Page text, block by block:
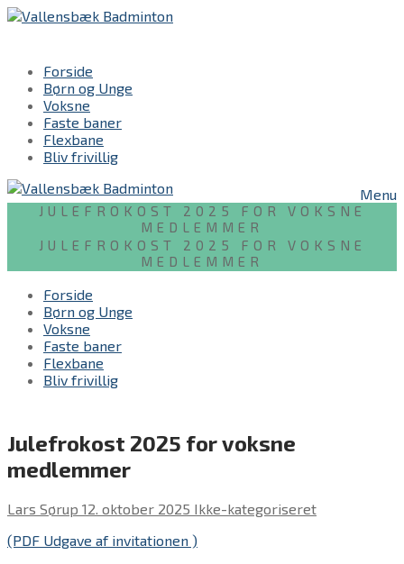
Spring
Menu
Luk
Forside
Børn og Unge
Voksne
Faste baner
Flexbane
Bliv frivillig
Menu
JULEFROKOST 2025 FOR VOKSNE
MEDLEMMER
JULEFROKOST 2025 FOR VOKSNE
MEDLEMMER
Forside
Børn og Unge
Voksne
Faste baner
Flexbane
Bliv frivillig
Julefrokost 2025 for voksne
medlemmer
Lars Sørup 12. oktober 2025 Ikke-kategoriseret
(PDF Udgave af invitationen )